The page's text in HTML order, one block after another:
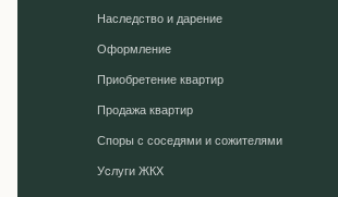
Наследство и дарение
Оформление
Приобретение квартир
Продажа квартир
Споры с соседями и сожителями
Уcлуги ЖКХ